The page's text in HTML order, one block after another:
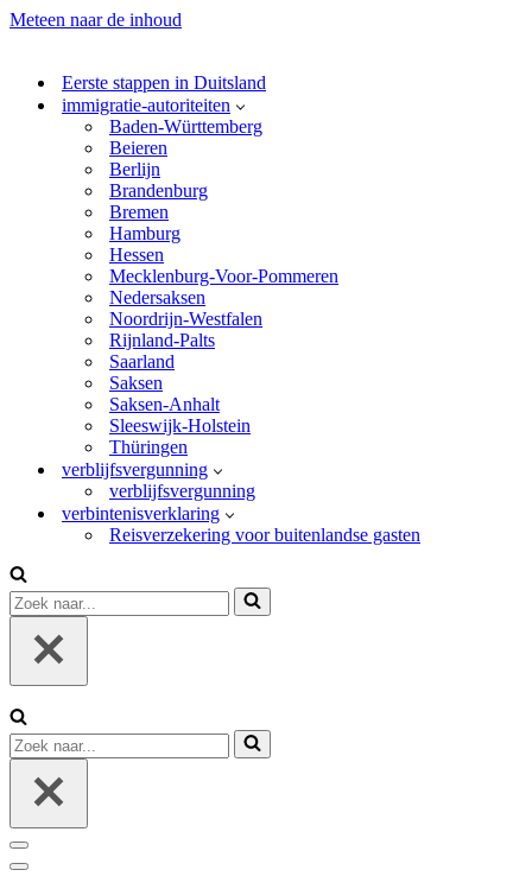
Meteen naar de inhoud
Eerste stappen in Duitsland
immigratie-autoriteiten
Baden-Württemberg
Beieren
Berlijn
Brandenburg
Bremen
Hamburg
Hessen
Mecklenburg-Voor-Pommeren
Nedersaksen
Noordrijn-Westfalen
Rijnland-Palts
Saarland
Saksen
Saksen-Anhalt
Sleeswijk-Holstein
Thüringen
verblijfsvergunning
verblijfsvergunning
verbintenisverklaring
Reisverzekering voor buitenlandse gasten
Zoek
naar...
Zoek
naar...
Navigatie
Menu
Navigatie